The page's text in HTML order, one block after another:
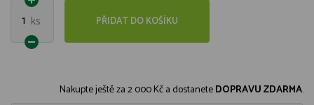
1 ks PŘIDAT DO KOŠÍKU
Nakupte ještě za2 000 Kča dostaneteDOPRAVU ZDARMA.